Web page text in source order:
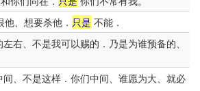
、想要杀他． 只是 不能．
右、不是我可以赐的．乃是为谁预备的、
间、不是这样．你们中间、谁愿为大、就必